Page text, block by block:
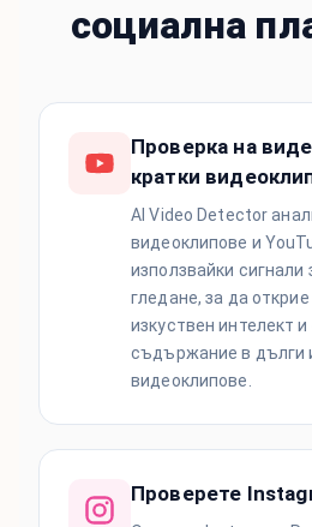
социална
Проверка на
кратки
AI Video Detector
видеоклипове и
използвайки сигнали
гледане, за да
изкуствен интелект
съдържание в дълги
видеоклипове.
Проверете